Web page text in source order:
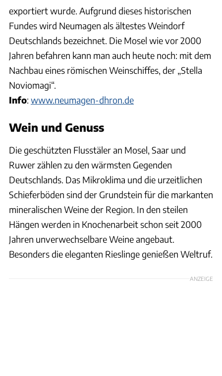
exportiert wurde. Aufgrund dieses historischen
Fundes wird Neumagen als ältestes Weindorf
Deutschlands bezeichnet. Die Mosel wie vor 2000
Jahren befahren kann man auch heute noch: mit dem
Nachbau eines römischen Weinschiffes, der „Stella
Noviomagi“.
Info: www.neumagen-dhron.de
Wein und Genuss
Die geschützten Flusstäler an Mosel, Saar und
Ruwer zählen zu den wärmsten Gegenden
Deutschlands. Das Mikroklima und die urzeitlichen
Schieferböden sind der Grundstein für die markanten
mineralischen Weine der Region. In den steilen
Hängen werden in Knochenarbeit schon seit 2000
Jahren unverwechselbare Weine angebaut.
Besonders die eleganten Rieslinge genießen Weltruf.
ANZEIGE